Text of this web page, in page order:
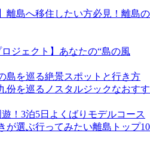
離島へ移住したい方必見！離島の
ロジェクト】あなたの“島の風
島を巡る絶景スポットと行き方
份を巡るノスタルジックなおすす
！3泊5日よくばりモデルコース
が選ぶ行ってみたい離島トップ10